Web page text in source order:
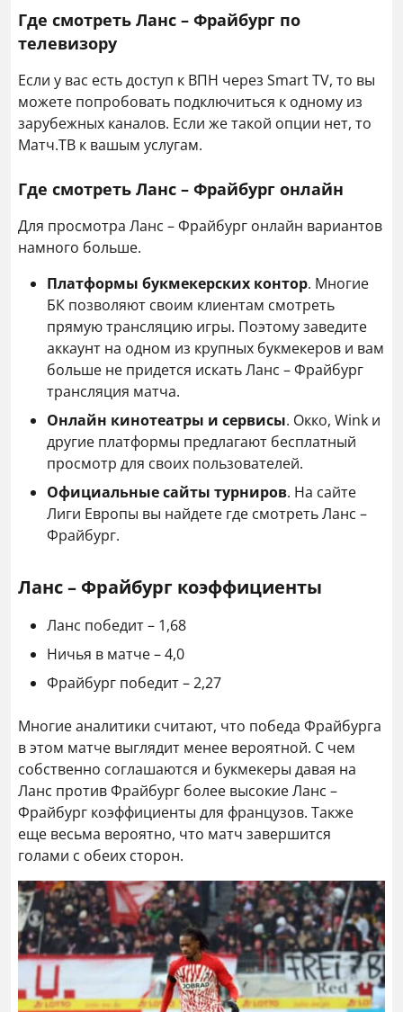
Где смотреть Ланс – Фрайбург по
телевизору
Если у вас есть доступ к ВПН через Smart TV, то вы
можете попробовать подключиться к одному из
зарубежных каналов. Если же такой опции нет, то
Матч.ТВ к вашым услугам.
Где смотреть Ланс – Фрайбург онлайн
Для просмотра Ланс – Фрайбург онлайн вариантов
намного больше.
Платформы букмекерских контор. Многие
БК позволяют своим клиентам смотреть
прямую трансляцию игры. Поэтому заведите
аккаунт на одном из крупных букмекеров и вам
больше не придется искать Ланс – Фрайбург
трансляция матча.
Онлайн кинотеатры и сервисы. Окко, Wink и
другие платформы предлагают бесплатный
просмотр для своих пользователей.
Официальные сайты турниров. На сайте
Лиги Европы вы найдете где смотреть Ланс –
Фрайбург.
Ланс – Фрайбург коэффициенты
Ланс победит – 1,68
Ничья в матче – 4,0
Фрайбург победит – 2,27
Многие аналитики считают, что победа Фрайбурга
в этом матче выглядит менее вероятной. С чем
собственно соглашаются и букмекеры давая на
Ланс против Фрайбург более высокие Ланс –
Фрайбург коэффициенты для французов. Также
еще весьма вероятно, что матч завершится
голами с обеих сторон.